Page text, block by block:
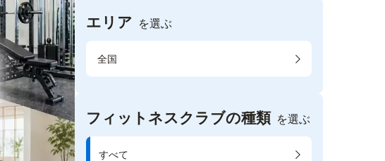
エリア を選ぶ
全国
フィットネスクラブの種類 を選ぶ
すべて